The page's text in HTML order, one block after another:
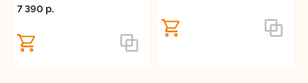
7 390 p.